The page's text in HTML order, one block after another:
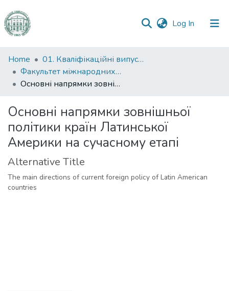
Log In (current)
Communities
&
Collections
Statistics
Home
01. Кваліфікаційні випускні роботи здобувачів вищої освіти
Факультет міжнародних відносин, політології та соціології
Основні напрямки зовнішньої політики країн Латинської Америки на сучасному етапі
Основні напрямки зовнішньої
політики країн Латинської
Америки на сучасному етапі
Alternative Title
The main directions of current foreign policy of Latin American
countries